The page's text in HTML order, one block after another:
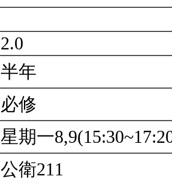
2.0
半年
必修
星期一
公衛211